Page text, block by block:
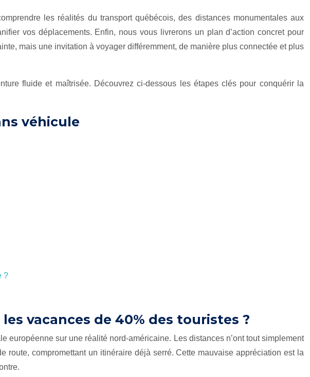
les réalités du transport québécois, des distances monumentales aux
vos déplacements. Enfin, nous vous livrerons un plan d’action concret pour
mais une invitation à voyager différemment, de manière plus connectée et plus
fluide et maîtrisée. Découvrez ci-dessous les étapes clés pour conquérir la
véhicule
?
vacances de 40% des touristes ?
européenne sur une réalité nord-américaine. Les distances n’ont tout simplement
compromettant un itinéraire déjà serré. Cette mauvaise appréciation est la